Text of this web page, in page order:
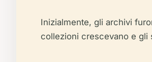
Inizialmente, gli archivi
collezioni crescevano e gli